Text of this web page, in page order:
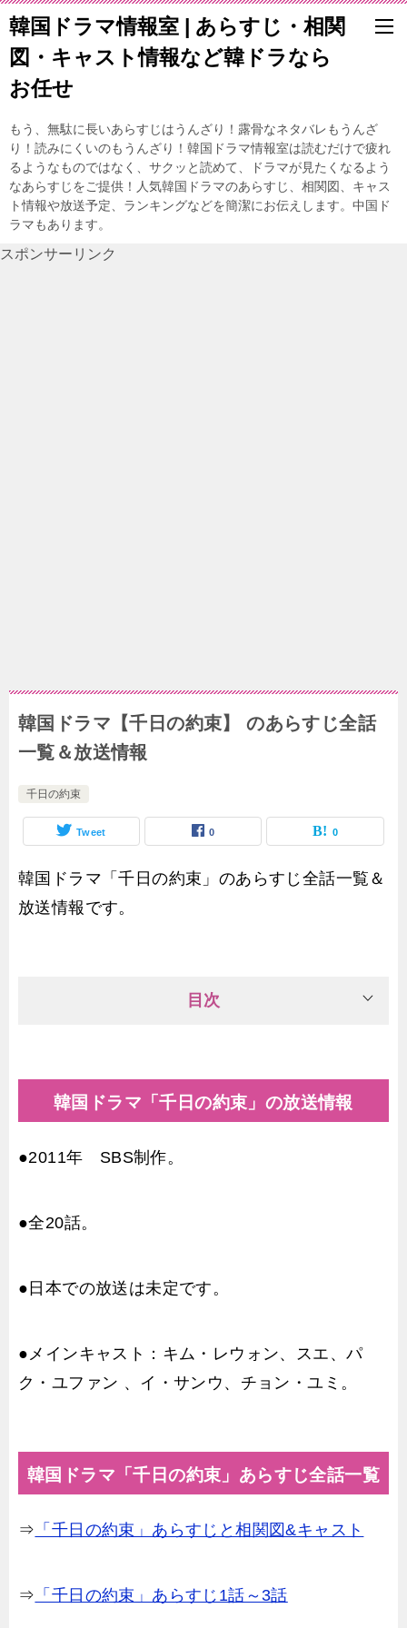
韓国ドラマ情報室 | あらすじ・相関
図・キャスト情報など韓ドラなら
お任せ
もう、無駄に長いあらすじはうんざり！露骨なネタバレもうんざ
り！読みにくいのもうんざり！韓国ドラマ情報室は読むだけで疲れ
るようなものではなく、サクッと読めて、ドラマが見たくなるよう
なあらすじをご提供！人気韓国ドラマのあらすじ、相関図、キャス
ト情報や放送予定、ランキングなどを簡潔にお伝えします。中国ド
ラマもあります。
スポンサーリンク
韓国ドラマ【千日の約束】 のあらすじ全話
一覧＆放送情報
千日の約束
Tweet 0 0
韓国ドラマ「千日の約束」のあらすじ全話一覧＆
放送情報です。
目次
韓国ドラマ「千日の約束」の放送情報
●2011年 SBS制作。
●全20話。
●日本での放送は未定です。
●メインキャスト：キム・レウォン、スエ、パ
ク・ユファン 、イ・サンウ、チョン・ユミ。
韓国ドラマ「千日の約束」あらすじ全話一覧
⇒ 「千日の約束」あらすじと相関図&キャスト
⇒ 「千日の約束」あらすじ1話～3話